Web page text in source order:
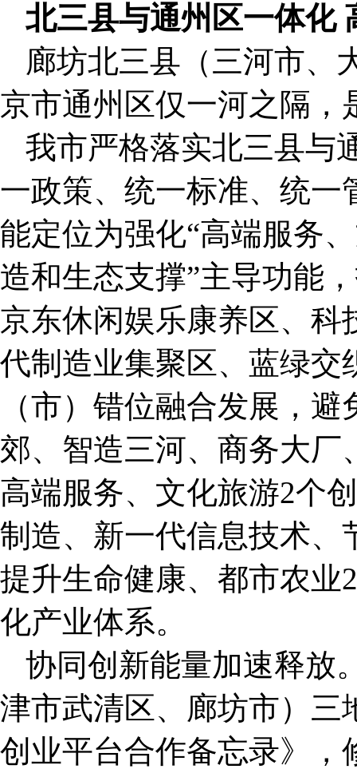
北三县与通州区一体化
廊坊北三县（三河市、
京市通州区仅一河之隔，
我市严格落实北三县与
一政策、统一标准、统一
能定位为强化“高端服务
造和生态支撑”主导功能
京东休闲娱乐康养区、科
代制造业集聚区、蓝绿交
（市）错位融合发展，
郊、智造三河、商务大厂
高端服务、文化旅游2个
制造、新一代信息技术、
提升生命健康、都市农业
化产业体系。
协同创新能量加速释放
津市武清区、廊坊市）三
创业平台合作备忘录》，